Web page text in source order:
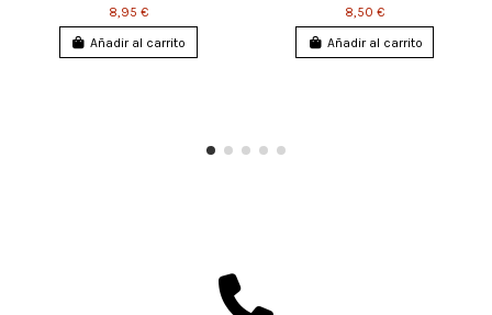
8,95 €
Añadir al carrito
8,50 €
Añadir al carrito